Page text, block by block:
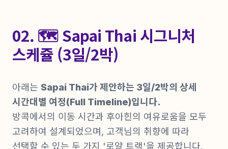
02. 🗺️ Sapai Thai 시그니처
스케쥴 (3일/2박)
아래는 Sapai Thai가 제안하는 3일/2박의 상세
시간대별 여정(Full Timeline)입니다.
방콕에서의 이동 시간과 후아힌의 여유로움을 모두
고려하여 설계되었으며, 고객님의 취향에 따라
선택할 수 있는 두 가지 '로얄 트랙'을 제공합니다.